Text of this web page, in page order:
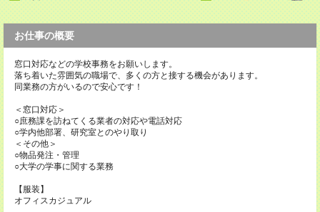
お仕事の概要
窓口対応などの学校事務をお願いします。
落ち着いた雰囲気の職場で、多くの方と接する機会があります。
同業務の方がいるので安心です！
＜窓口対応＞
○庶務課を訪ねてくる業者の対応や電話対応
○学内他部署、研究室とのやり取り
＜その他＞
○物品発注・管理
○大学の学事に関する業務
【服装】
オフィスカジュアル